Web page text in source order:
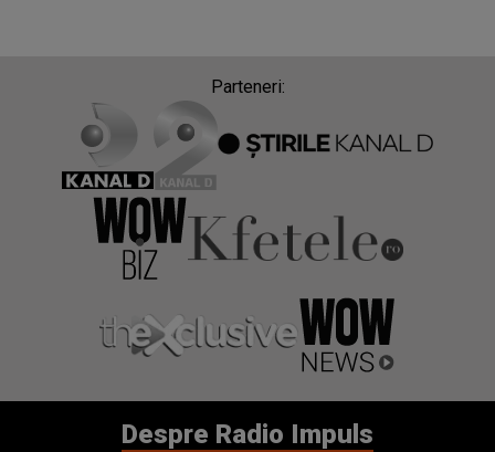
Parteneri:
Despre Radio Impuls